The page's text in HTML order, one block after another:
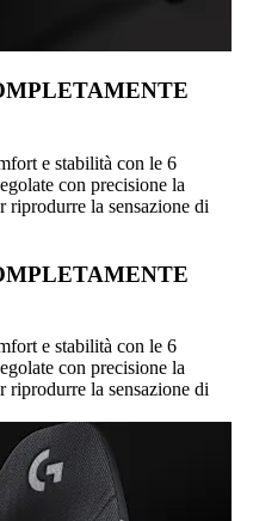
e stabilità con le 6
con precisione la
riprodurre la sensazione di
e stabilità con le 6
con precisione la
riprodurre la sensazione di